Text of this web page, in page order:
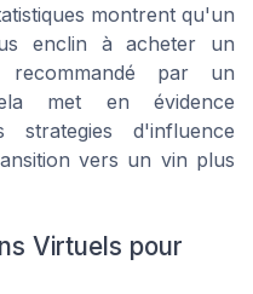
montrent qu'un
enclin à acheter un
par un
met en évidence
strategies d'influence
vers un vin plus
Virtuels pour